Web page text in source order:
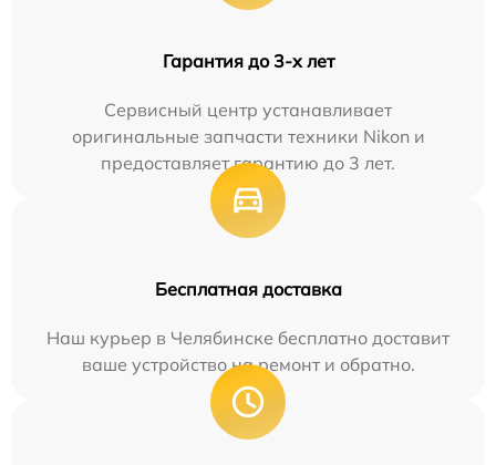
Гарантия до 3-х лет
Сервисный центр устанавливает
оригинальные запчасти техники Nikon и
предоставляет гарантию до 3 лет.
Бесплатная доставка
Наш курьер в Челябинске бесплатно доставит
ваше устройство на ремонт и обратно.